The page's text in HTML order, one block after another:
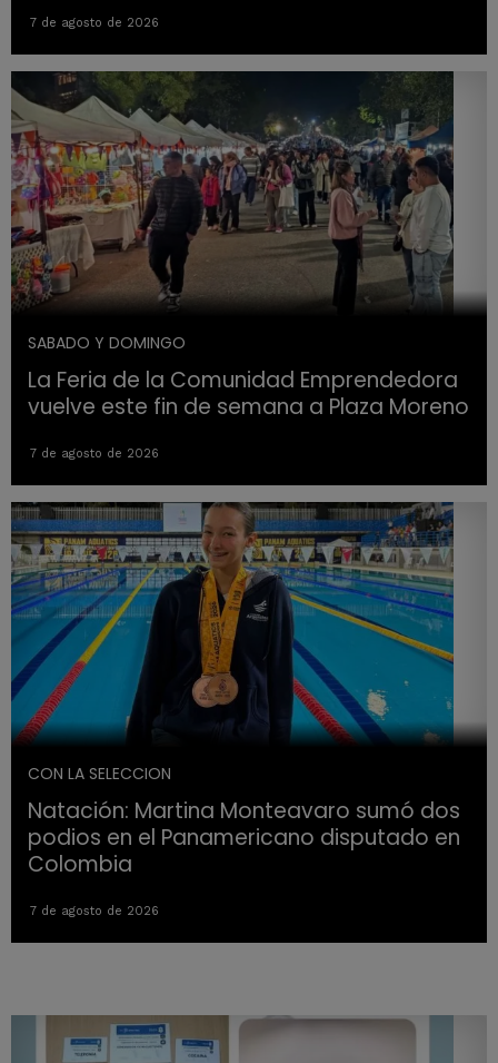
7 de agosto de 2026
SABADO Y DOMINGO
La Feria de la Comunidad Emprendedora
vuelve este fin de semana a Plaza Moreno
7 de agosto de 2026
CON LA SELECCION
Natación: Martina Monteavaro sumó dos
podios en el Panamericano disputado en
Colombia
7 de agosto de 2026